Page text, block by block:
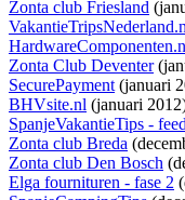
Zonta club Friesland
Zonta Club Deventer
SecurePayment(januari
BHVsite.nl (januari
SpanjeVakantieTips -
Zonta club Breda
Zonta club Den Bosch
Elga fournituren - fase 2